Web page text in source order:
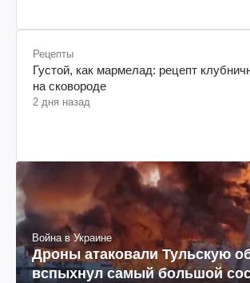
Рецепты
Густой, как мармелад: рецепт
на сковороде
2 дня назад
Война в Украине
Дроны атаковали Тульскую
вспыхнул самый большой